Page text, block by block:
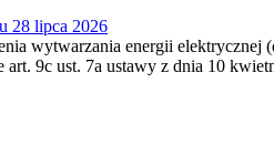
28 lipca 2026
wytwarzania energii
9c ust. 7a ustawy z dnia 10